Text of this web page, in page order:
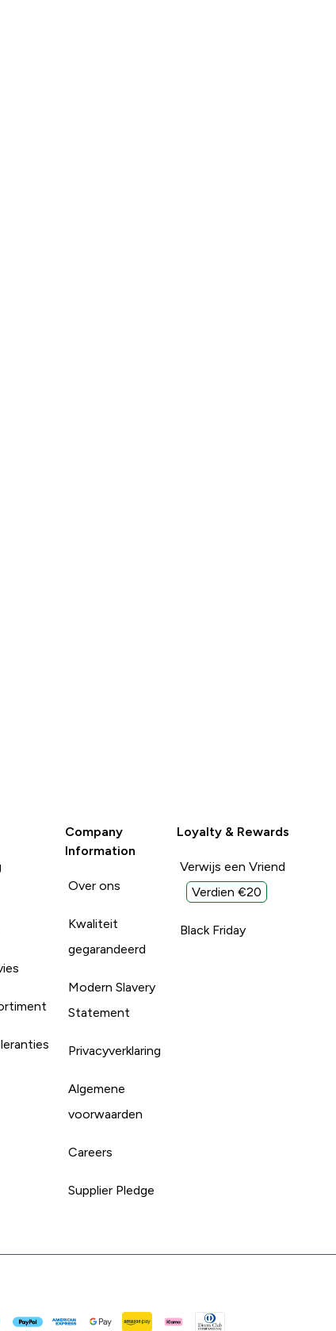
Company
Information
Over ons
Kwaliteit
gegarandeerd
Modern Slavery
Statement
Privacyverklaring
Algemene
voorwaarden
Careers
Supplier Pledge
Loyalty & Rewards
Verwijs een Vriend
Verdien €20
Black Friday